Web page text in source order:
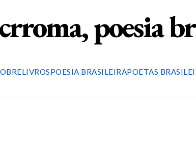
crroma, poesia
LIVROSPOESIA BRASILEIRAPOETAS